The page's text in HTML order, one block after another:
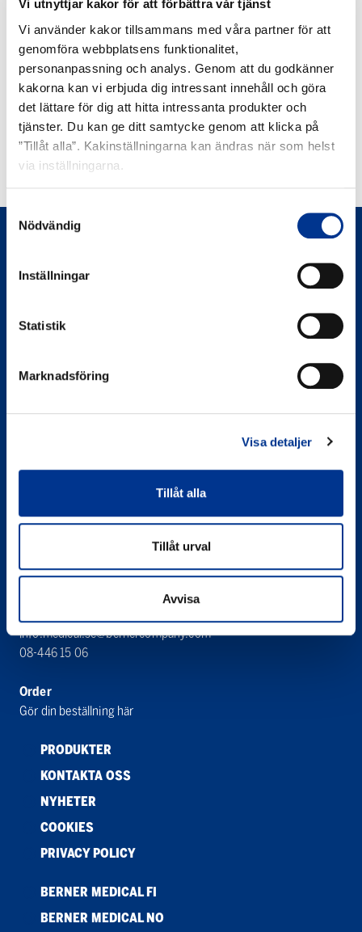
Vi utnyttjar kakor för att förbättra vår tjänst
Vi använder kakor tillsammans med våra partner för att
genomföra webbplatsens funktionalitet,
personanpassning och analys. Genom att du godkänner
kakorna kan vi erbjuda dig intressant innehåll och göra
det lättare för dig att hitta intressanta produkter och
tjänster. Du kan ge ditt samtycke genom att klicka på
”Tillåt alla”. Kakinställningarna kan ändras när som helst
via inställningarna.
Samtyckesval
Nödvändig
Inställningar
Statistik
Marknadsföring
Visa detaljer
Tillåt alla
Tillåt urval
Avvisa
i
Växjö
Växjö Konserthus Västra Esplanaden 10
Flisa-
kongressen
2026
6.10. — 8.10.2026
FLISA-KONGRESSEN 2026
Umeå
Berner Medical
Bröderna Berner AB
192 79 Sollentuna
info.medical.se@bernercompany.com
08-446 15 06
Order
Gör din beställning här
PRODUKTER
KONTAKTA OSS
NYHETER
COOKIES
PRIVACY POLICY
BERNER MEDICAL FI
BERNER MEDICAL NO